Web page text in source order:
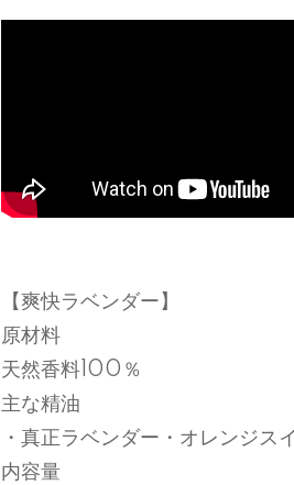
【爽快ラベンダー】
原材料
天然香料100％
主な精油
・真正ラベンダー・オレンジス
内容量